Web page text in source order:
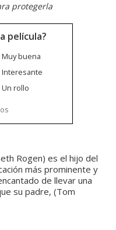
protegerla
película?
Muy buena
Interesante
Un rollo
Rogen) es el hijo del
más prominente y
de llevar una
su padre, (Tom